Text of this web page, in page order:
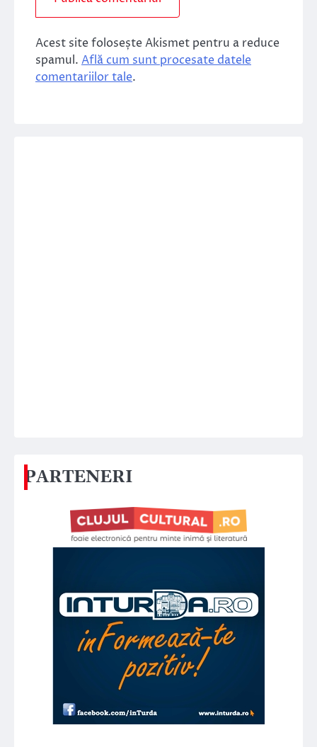
Acest site folosește Akismet pentru a reduce
spamul. Află cum sunt procesate datele
comentariilor tale.
PARTENERI